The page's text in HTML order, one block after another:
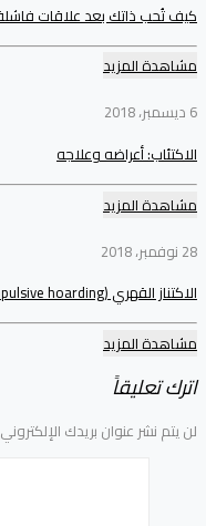
كيف تُحب ذاتك بعد علاقات
مشاهدة المزيد
6 ديسمبر، 2018
الاكتئاب: أعراضه وعلاجه
مشاهدة المزيد
28 نوفمبر، 2018
الاكتناز القهري (compulsive hoarding)
مشاهدة المزيد
اترك تعليقاً
لن يتم نشر عنوان بريدك